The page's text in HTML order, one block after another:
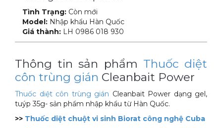
Tình Trạng: Còn mới
Model: Nhập khẩu Hàn Quốc
Giá thành: LH 0986 018 930
Thông tin sản phẩm Thuốc diệt
côn trùng gián Cleanbait Power
Thuốc diệt côn trùng gián Cleanbait Power dạng gel,
tuýp 35g- sản phẩm nhập khẩu từ Hàn Quốc.
>> Thuốc diệt chuột vi sinh Biorat công nghệ Cuba